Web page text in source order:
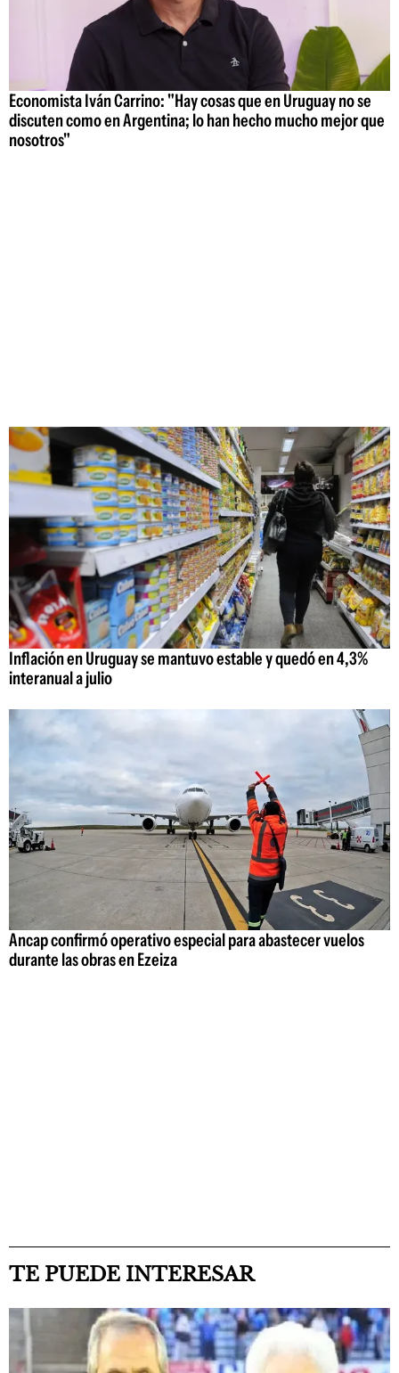
Economista Iván Carrino: "Hay cosas que en Uruguay no se
discuten como en Argentina; lo han hecho mucho mejor que
nosotros"
Inflación en Uruguay se mantuvo estable y quedó en 4,3%
interanual a julio
Ancap confirmó operativo especial para abastecer vuelos
durante las obras en Ezeiza
TE PUEDE INTERESAR